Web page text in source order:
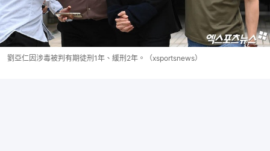
劉亞仁因涉毒被判有期徒刑1年、緩刑2年。（xsportsnews）